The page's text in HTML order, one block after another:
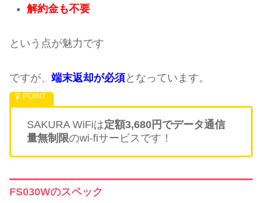
解約金も不要
という点が魅力です
ですが、 端末返却が必須となっています。
SAKURA WiFiは定額3,680円でデータ通信
量無制限のwi-fiサービスです！
FS030Wのスペック